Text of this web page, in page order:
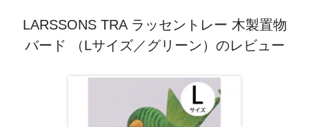
LARSSONS TRA ラッセントレー 木製置物
バード （Lサイズ／グリーン）のレビュー